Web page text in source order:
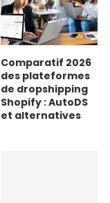
Comparatif 2026
des plateformes
de dropshipping
Shopify : AutoDS
et alternatives